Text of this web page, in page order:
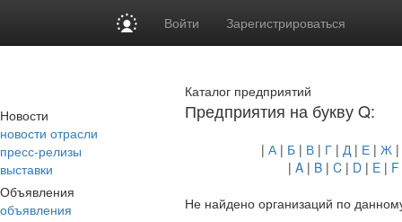
Войти Зарегистрироваться
Новости
новости отрасли
пресс-релизы
выставки
Объявления
объявления
Каталог предприятий
Предприятия на букву Q:
| А| Б | В | Г | Д| Е | Ж |
| A| B| C| D| E| F
Не найдено организаций по